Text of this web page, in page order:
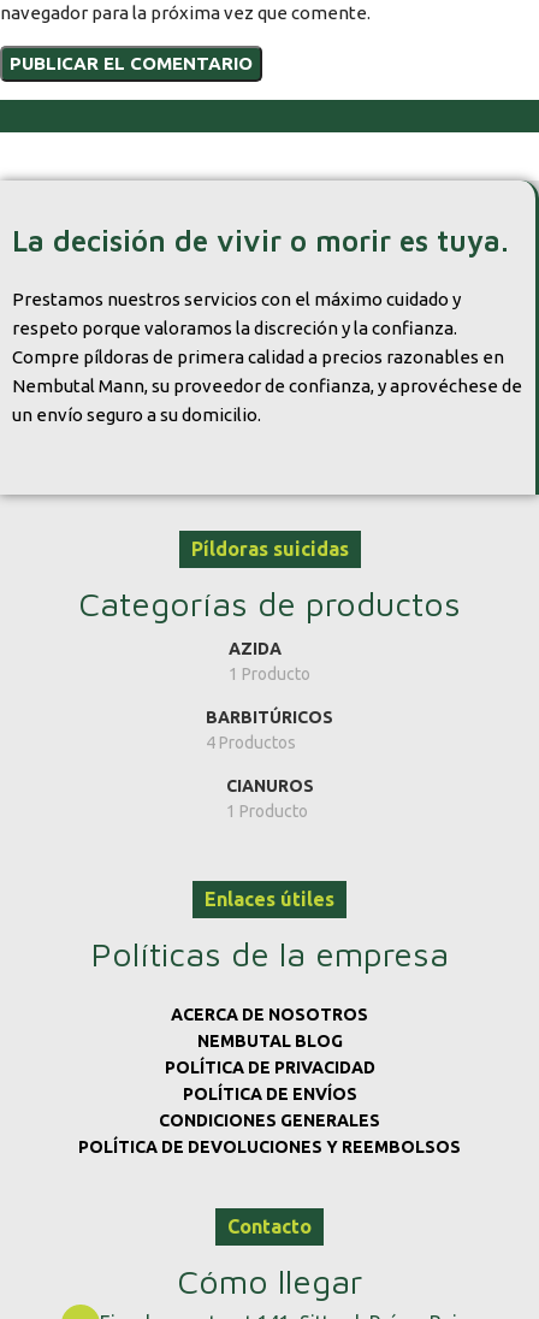
navegador para la próxima vez que comente.
La decisión de vivir o morir es tuya.
Prestamos nuestros servicios con el máximo cuidado y
respeto porque valoramos la discreción y la confianza.
Compre píldoras de primera calidad a precios razonables en
Nembutal Mann, su proveedor de confianza, y aprovéchese de
un envío seguro a su domicilio.
Píldoras suicidas
Categorías de productos
AZIDA
1 Producto
BARBITÚRICOS
4 Productos
CIANUROS
1 Producto
Enlaces útiles
Políticas de la empresa
ACERCA DE NOSOTROS
NEMBUTAL BLOG
POLÍTICA DE PRIVACIDAD
POLÍTICA DE ENVÍOS
CONDICIONES GENERALES
POLÍTICA DE DEVOLUCIONES Y REEMBOLSOS
Contacto
Cómo llegar